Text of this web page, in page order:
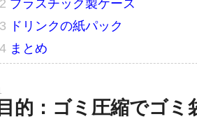
プラスチック製ケース
ドリンクの紙パック
まとめ
目的：ゴミ圧縮でゴミ